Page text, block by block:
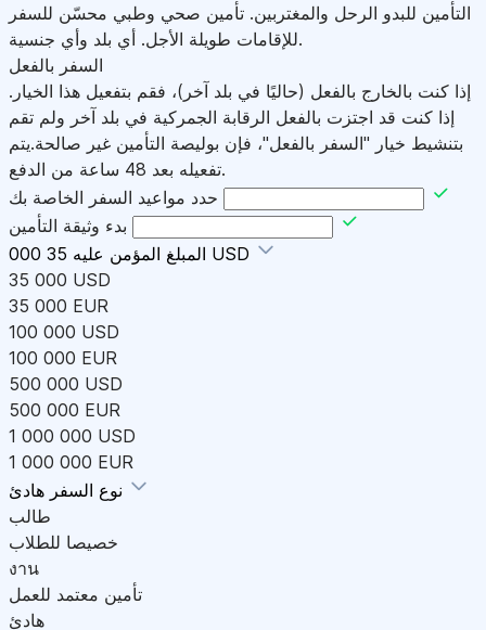
التأمين للبدو الرحل والمغتربين. تأمين صحي وطبي محسّن للسفر
للإقامات طويلة الأجل. أي بلد وأي جنسية.
السفر بالفعل
إذا كنت بالخارج بالفعل (حاليًا في بلد آخر)، فقم بتفعيل هذا الخيار.
إذا كنت قد اجتزت بالفعل الرقابة الجمركية في بلد آخر ولم تقم
بتنشيط خيار "السفر بالفعل"، فإن بوليصة التأمين غير صالحة.يتم
تفعيله بعد 48 ساعة من الدفع.
حدد مواعيد السفر الخاصة بك
بدء وثيقة التأمين
المبلغ المؤمن عليه 35 000 USD
35 000 USD
35 000 EUR
100 000 USD
100 000 EUR
500 000 USD
500 000 EUR
1 000 000 USD
1 000 000 EUR
نوع السفر
طالب
خصيصا للطلاب
งาน
تأمين معتمد للعمل
هادئ